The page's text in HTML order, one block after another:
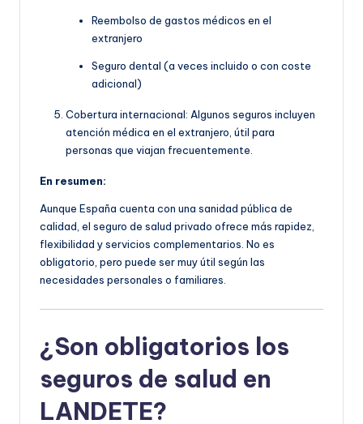
Reembolso de gastos médicos en el
extranjero
Seguro dental (a veces incluido o con coste
adicional)
Cobertura internacional: Algunos seguros incluyen
atención médica en el extranjero, útil para
personas que viajan frecuentemente.
En resumen:
Aunque España cuenta con una sanidad pública de
calidad, el seguro de salud privado ofrece más rapidez,
flexibilidad y servicios complementarios. No es
obligatorio, pero puede ser muy útil según las
necesidades personales o familiares.
¿Son obligatorios los
seguros de salud en
LANDETE?